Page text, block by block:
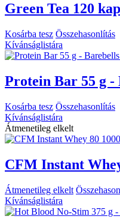
Green Tea 120
Kosárba tesz Összehasonlítás
Kívánságlistára
Protein Bar 55 g -
Kosárba tesz Összehasonlítás
Kívánságlistára
Átmenetileg elkelt
CFM Instant
Átmenetileg elkelt
Kívánságlistára